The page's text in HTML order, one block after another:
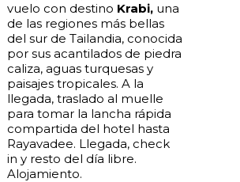
vuelo con destino Krabi, una
de las regiones más bellas
del sur de Tailandia, conocida
por sus acantilados de piedra
caliza, aguas turquesas y
paisajes tropicales. A la
llegada, traslado al muelle
para tomar la lancha rápida
compartida del hotel hasta
Rayavadee. Llegada, check
in y resto del día libre.
Alojamiento.